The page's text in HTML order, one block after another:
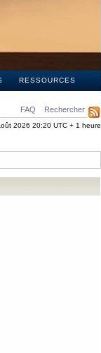
RESSOURCES
FAQ Rechercher
2026 20:20 UTC + 1 heure